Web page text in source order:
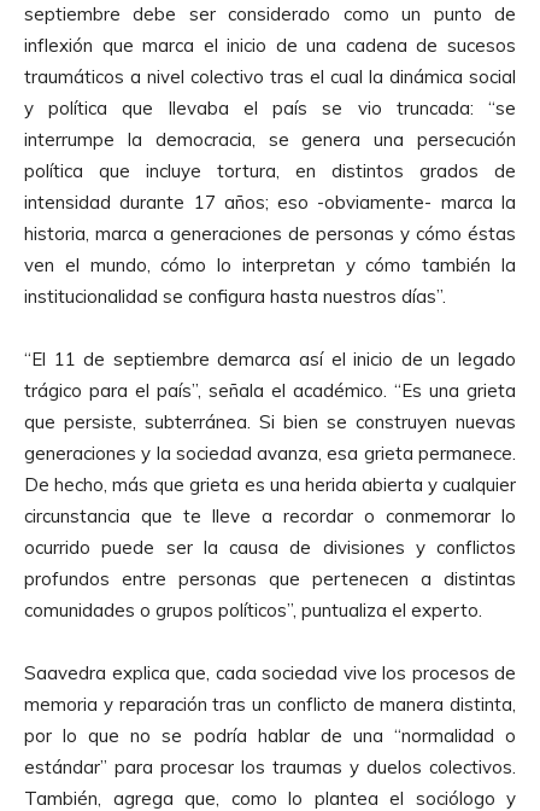
septiembre debe ser considerado como un punto de
inflexión que marca el inicio de una cadena de sucesos
traumáticos a nivel colectivo tras el cual la dinámica social
y política que llevaba el país se vio truncada: “se
interrumpe la democracia, se genera una persecución
política que incluye tortura, en distintos grados de
intensidad durante 17 años; eso -obviamente- marca la
historia, marca a generaciones de personas y cómo éstas
ven el mundo, cómo lo interpretan y cómo también la
institucionalidad se configura hasta nuestros días”.
“El 11 de septiembre demarca así el inicio de un legado
trágico para el país”, señala el académico. “Es una grieta
que persiste, subterránea. Si bien se construyen nuevas
generaciones y la sociedad avanza, esa grieta permanece.
De hecho, más que grieta es una herida abierta y cualquier
circunstancia que te lleve a recordar o conmemorar lo
ocurrido puede ser la causa de divisiones y conflictos
profundos entre personas que pertenecen a distintas
comunidades o grupos políticos”, puntualiza el experto.
Saavedra explica que, cada sociedad vive los procesos de
memoria y reparación tras un conflicto de manera distinta,
por lo que no se podría hablar de una “normalidad o
estándar” para procesar los traumas y duelos colectivos.
También, agrega que, como lo plantea el sociólogo y